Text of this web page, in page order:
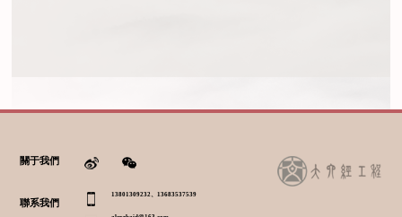
關于我們
聯系我們
13801309232、13683537539